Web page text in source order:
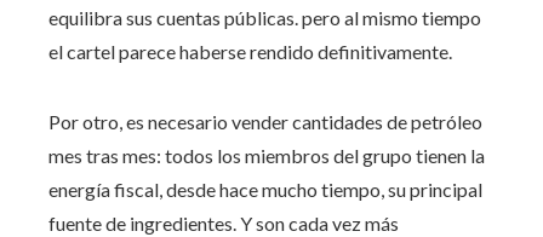
equilibra sus cuentas públicas. pero al mismo tiempo
el cartel parece haberse rendido definitivamente.
Por otro, es necesario vender cantidades de petróleo
mes tras mes: todos los miembros del grupo tienen la
energía fiscal, desde hace mucho tiempo, su principal
fuente de ingredientes. Y son cada vez más